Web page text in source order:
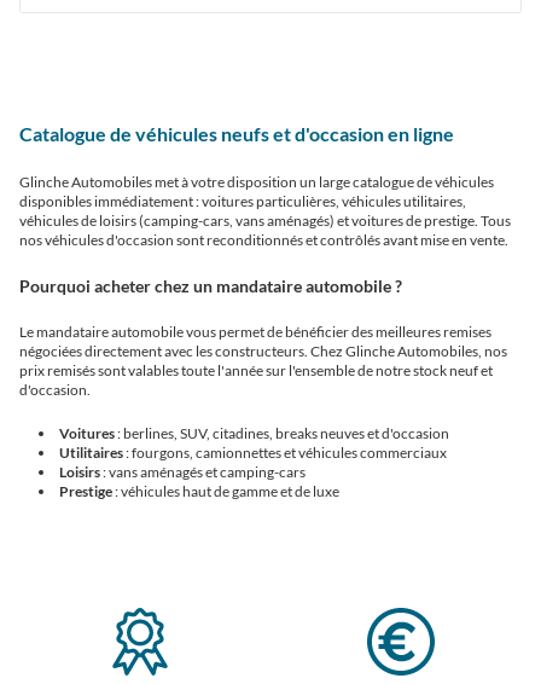
Catalogue de véhicules neufs et d'occasion en ligne
Glinche Automobiles met à votre disposition un large catalogue de véhicules
disponibles immédiatement : voitures particulières, véhicules utilitaires,
véhicules de loisirs (camping-cars, vans aménagés) et voitures de prestige. Tous
nos véhicules d'occasion sont reconditionnés et contrôlés avant mise en vente.
Pourquoi acheter chez un mandataire automobile ?
Le mandataire automobile vous permet de bénéficier des meilleures remises
négociées directement avec les constructeurs. Chez Glinche Automobiles, nos
prix remisés sont valables toute l'année sur l'ensemble de notre stock neuf et
d'occasion.
Voitures: berlines, SUV, citadines, breaks neuves et d'occasion
Utilitaires: fourgons, camionnettes et véhicules commerciaux
Loisirs: vans aménagés et camping-cars
Prestige: véhicules haut de gamme et de luxe